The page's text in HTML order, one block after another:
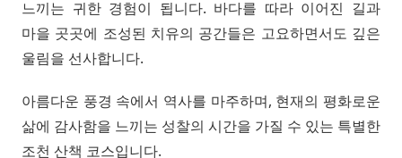
느끼는 귀한 경험이 됩니다. 바다를 따라 이어진 길과
마을 곳곳에 조성된 치유의 공간들은 고요하면서도 깊은
울림을 선사합니다.
아름다운 풍경 속에서 역사를 마주하며, 현재의 평화로운
삶에 감사함을 느끼는 성찰의 시간을 가질 수 있는 특별한
조천 산책 코스입니다.